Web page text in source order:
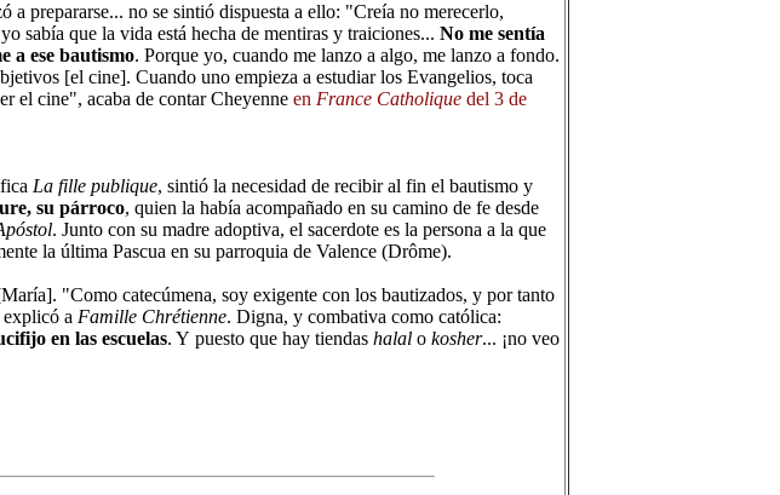
prepararse... no se sintió dispuesta a ello: "Creía no merecerlo,
sabía que la vida está hecha de mentiras y traiciones... No me sentía
a ese bautismo. Porque yo, cuando me lanzo a algo, me lanzo a fondo.
[el cine]. Cuando uno empieza a estudiar los Evangelios, toca
el cine", acaba de contar Cheyenne en France Catholiquedel 3 de
La fille publique, sintió la necesidad de recibir al fin el bautismo y
su párroco, quien la había acompañado en su camino de fe desde
. Junto con su madre adoptiva, el sacerdote es la persona a la que
la última Pascua en su parroquia de Valence (Drôme).
"Como catecúmena, soy exigente con los bautizados, y por tanto
a Famille Chrétienne. Digna, y combativa como católica:
en las escuelas. Y puesto que hay tiendas halal o kosher... ¡no veo